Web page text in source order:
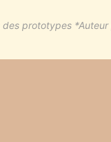
des prototypes